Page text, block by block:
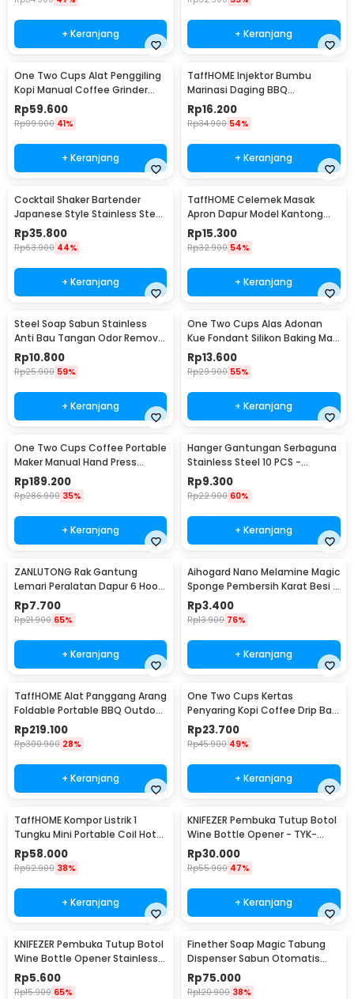
+ Keranjang + Keranjang
One Two Cups Alat Penggiling
Kopi Manual Coffee Grinder
Portable - WFCG9800
Rp59.600
Rp99.900 41%
+ Keranjang
TaffHOME Injektor Bumbu
Marinasi Daging BBQ
Seasoning Injector - HC117
Rp16.200
Rp34.900 54%
+ Keranjang
Cocktail Shaker Bartender
Japanese Style Stainless Steel
200ml
Rp35.800
Rp63.900 44%
+ Keranjang
TaffHOME Celemek Masak
Apron Dapur Model Kantong
Pola Spatula - JJ41
Rp15.300
Rp32.900 54%
+ Keranjang
Steel Soap Sabun Stainless
Anti Bau Tangan Odor Remove
- HW071
Rp10.800
Rp25.900 59%
+ Keranjang
One Two Cups Alas Adonan
Kue Fondant Silikon Baking Mat
Anti Slip - JJ3873
Rp13.600
Rp29.900 55%
+ Keranjang
One Two Cups Coffee Portable
Maker Manual Hand Press
Espresso 300ml - T35066
Rp189.200
Rp286.900 35%
+ Keranjang
Hanger Gantungan Serbaguna
Stainless Steel 10 PCS -
M127105
Rp9.300
Rp22.900 60%
+ Keranjang
ZANLUTONG Rak Gantung
Lemari Peralatan Dapur 6 Hook
Besi - 2137
Rp7.700
Rp21.900 65%
+ Keranjang
Aihogard Nano Melamine Magic
Sponge Pembersih Karat Besi -
CW62
Rp3.400
Rp13.900 76%
+ Keranjang
TaffHOME Alat Panggang Arang
Foldable Portable BBQ Outdoor
Grill Stove - HWSK77
Rp219.100
Rp300.900 28%
+ Keranjang
One Two Cups Kertas
Penyaring Kopi Coffee Drip Bag
Paper Filter 50PCS - T111
Rp23.700
Rp45.900 49%
+ Keranjang
TaffHOME Kompor Listrik 1
Tungku Mini Portable Coil Hot
Plate 500W - C1-1000-03
Rp58.000
Rp92.900 38%
+ Keranjang
KNIFEZER Pembuka Tutup Botol
Wine Bottle Opener - TYK-
074B
Rp30.000
Rp55.900 47%
+ Keranjang
KNIFEZER Pembuka Tutup Botol
Wine Bottle Opener Stainless
Steel - WS01
Rp5.600
Rp15.900 65%
Finether Soap Magic Tabung
Dispenser Sabun Otomatis
400ml - AD-03
Rp75.000
Rp120.900 38%